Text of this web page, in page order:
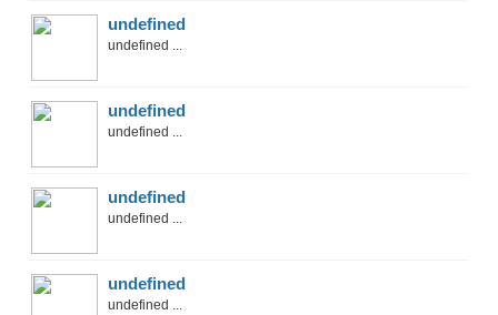
undefined
undefined ...
undefined
undefined ...
undefined
undefined ...
undefined
undefined ...